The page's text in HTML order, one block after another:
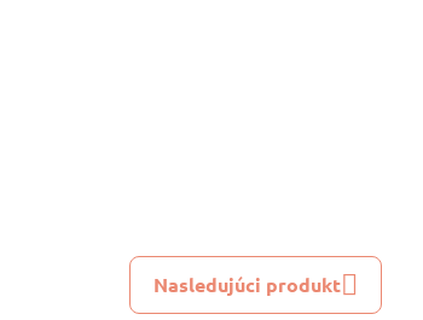
Nasledujúci produkt